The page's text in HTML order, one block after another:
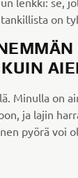
on
Minulla on
ja lajin
pyörä voi